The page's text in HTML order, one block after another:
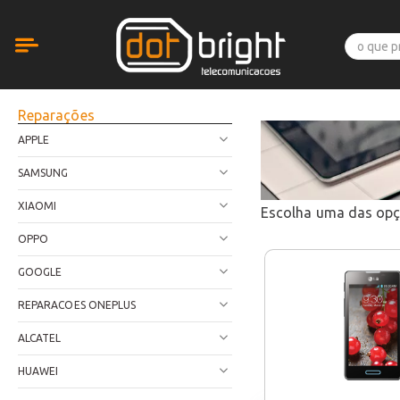
Reparações
APPLE
SAMSUNG
XIAOMI
OPPO
GOOGLE
REPARACOES ONEPLUS
ALCATEL
HUAWEI
Escolha uma das